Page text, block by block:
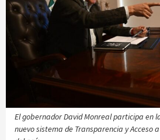
El gobernador David Monreal participa en
nuevo sistema de Transparencia y Acceso